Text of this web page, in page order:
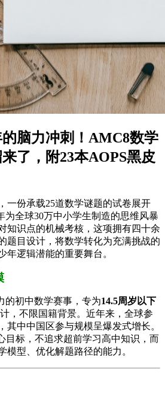
脑力冲刺！AMC8数学
了，附23本AOPS黑皮
一份承载25道数学谜题的试卷展开
全球30万中小学生制造的思维风暴
知识点的机械考核，这项拥有四十余
题目设计，将数学转化为充满挑战的
年逻辑潜能的重要舞台。
的初中数学赛事，专为​​14.5周岁以下
计，不限国籍背景。近年来，全球参
其中中国区参与规模呈爆发式增长。
目标，不追求超前学习高中知识，而
模型、优化解题路径的能力。